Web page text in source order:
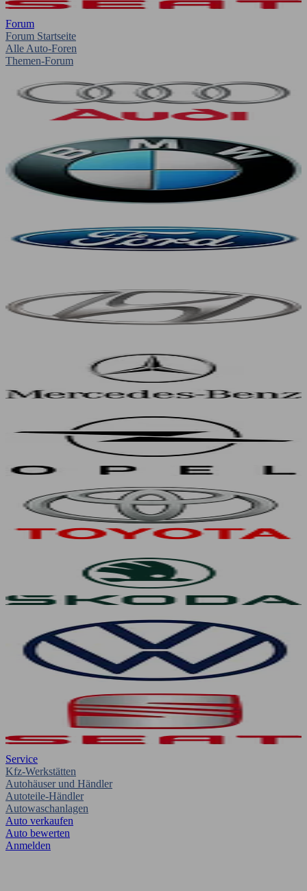
Forum
Forum Startseite
Alle Auto-Foren
Themen-Forum
Service
Kfz-Werkstätten
Autohäuser und Händler
Autoteile-Händler
Autowaschanlagen
Auto verkaufen
Auto bewerten
Anmelden